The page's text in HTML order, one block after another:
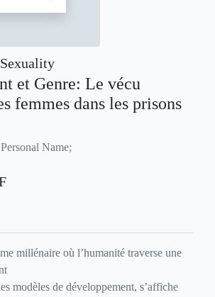
et Genre: Le vécu
femmes dans les prisons
Name;
millénaire où l’humanité traverse une
modèles de développement, s’affiche